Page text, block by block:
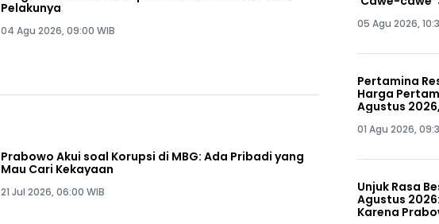
Pelakunya
04 Agu 2026, 09:00 WIB
Prabowo Akui soal Korupsi di MBG: Ada Pribadi yang
Mau Cari Kekayaan
21 Jul 2026, 06:00 WIB
05 Agu 2026,
Pertamina
Harga
Agustus
01 Agu 2026,
Unjuk Rasa
Agustus
Karena